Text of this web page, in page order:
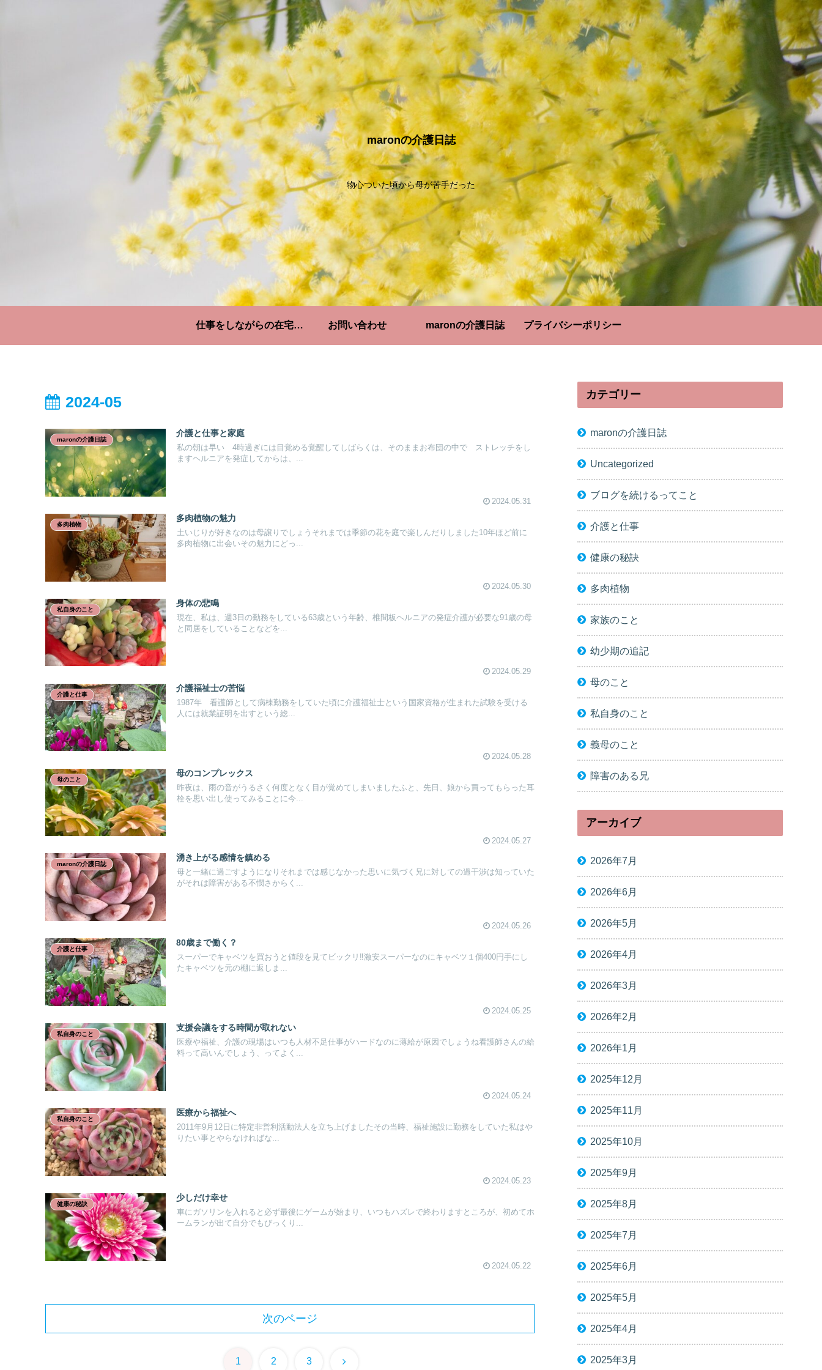
maronの介護日誌
物心ついた頃から母が苦手だった
仕事をしながらの在宅介護 お問い合わせ maronの介護日誌 プライバシーポリシー
2024-05
maronの介護日誌
介護と仕事と家庭
私の朝は早い 4時過ぎには目覚める覚醒してしばらくは、そのままお布団の中で ストレッチをし
ますヘルニアを発症してからは、...
2024.05.31
多肉植物
多肉植物の魅力
土いじりが好きなのは母譲りでしょうそれまでは季節の花を庭で楽しんだりしました10年ほど前に
多肉植物に出会いその魅力にどっ...
2024.05.30
私自身のこと
身体の悲鳴
現在、私は、週3日の勤務をしている63歳という年齢、椎間板ヘルニアの発症介護が必要な91歳の母
と同居をしていることなどを...
2024.05.29
介護と仕事
介護福祉士の苦悩
1987年 看護師として病棟勤務をしていた頃に介護福祉士という国家資格が生まれた試験を受ける
人には就業証明を出すという総...
2024.05.28
母のこと
母のコンプレックス
昨夜は、雨の音がうるさく何度となく目が覚めてしまいましたふと、先日、娘から買ってもらった耳
栓を思い出し使ってみることに今...
2024.05.27
maronの介護日誌
湧き上がる感情を鎮める
母と一緒に過ごすようになりそれまでは感じなかった思いに気づく兄に対しての過干渉は知っていた
がそれは障害がある不憫さからく...
2024.05.26
介護と仕事
80歳まで働く？
スーパーでキャベツを買おうと値段を見てビックリ‼️激安スーパーなのにキャベツ１個400円手にし
たキャベツを元の棚に返しま...
2024.05.25
私自身のこと
支援会議をする時間が取れない
医療や福祉、介護の現場はいつも人材不足仕事がハードなのに薄給が原因でしょうね看護師さんの給
料って高いんでしょう、ってよく...
2024.05.24
私自身のこと
医療から福祉へ
2011年9月12日に特定非営利活動法人を立ち上げましたその当時、福祉施設に勤務をしていた私はや
りたい事とやらなければな...
2024.05.23
健康の秘訣
少しだけ幸せ
車にガソリンを入れると必ず最後にゲームが始まり、いつもハズレで終わりますところが、初めてホ
ームランが出て自分でもびっくり...
2024.05.22
次のページ
1 2 3 次
カテゴリー
maronの介護日誌
Uncategorized
ブログを続けるってこと
介護と仕事
健康の秘訣
多肉植物
家族のこと
幼少期の追記
母のこと
私自身のこと
義母のこと
障害のある兄
アーカイブ
2026年7月
2026年6月
2026年5月
2026年4月
2026年3月
2026年2月
2026年1月
2025年12月
2025年11月
2025年10月
2025年9月
2025年8月
2025年7月
2025年6月
2025年5月
2025年4月
2025年3月